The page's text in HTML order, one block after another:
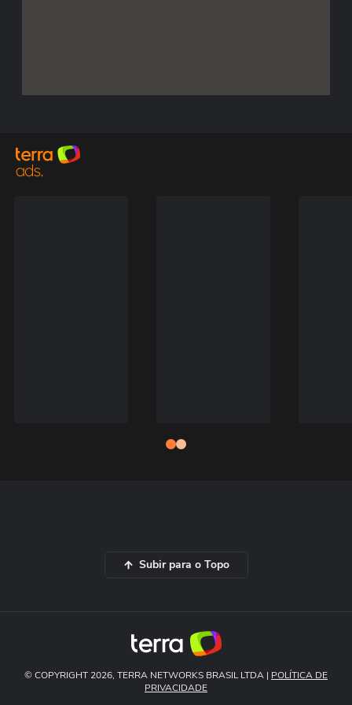
Subir para o Topo
© COPYRIGHT 2026, TERRA NETWORKS BRASIL LTDA | POLÍTICA DE
PRIVACIDADE